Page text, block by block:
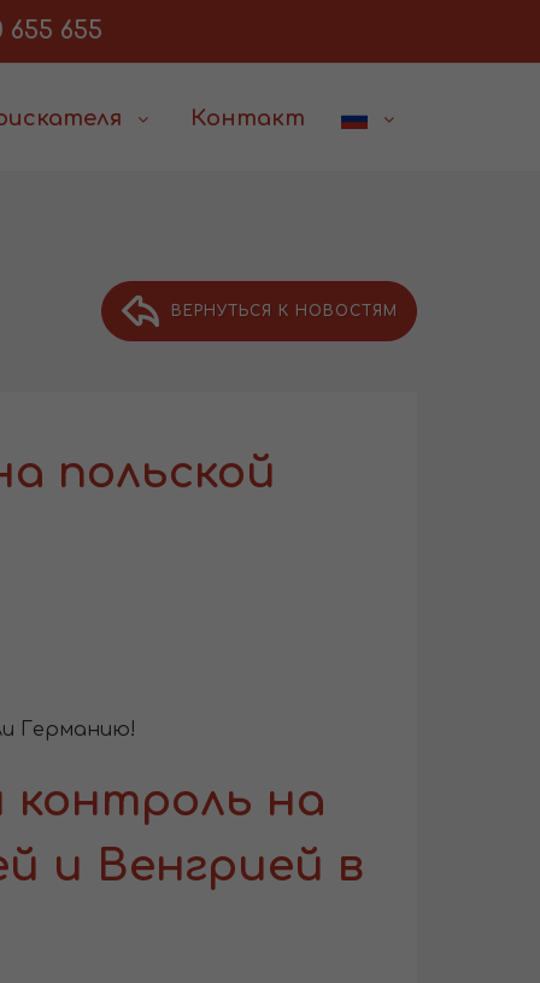
655 655
Контакт
ВЕРНУТЬСЯ К НОВОСТЯМ
польской
Германию!
контроль на
и Венгрией в